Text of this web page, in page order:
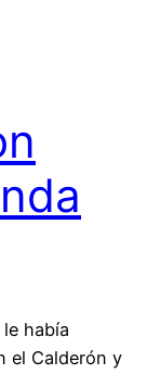
había
el Calderón y